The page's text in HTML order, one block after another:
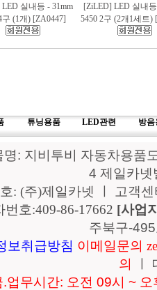
실내등 - 31mm
구 (1개) [ZA0447]
[ZiLED] LED 실내
5450 2구 (2개1세트)
튜닝용품 LED관련 방음
명: 지비투비 자동차용품
4 제일카
: (주)제일카넷 ㅣ 고객
번호:409-86-17662 [사업
주북구-
보취급방침 이메일문의
의
.업무시간: 오전 09시 ~